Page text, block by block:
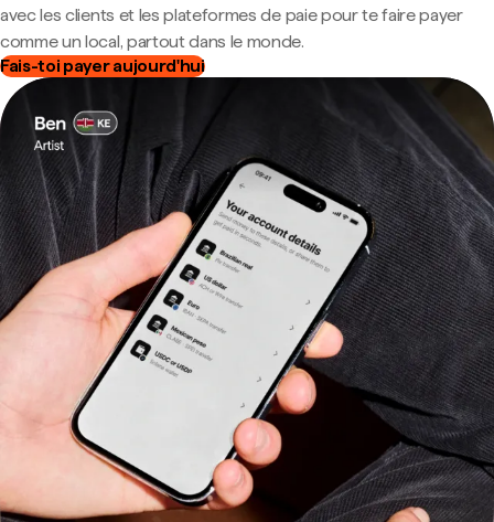
avec les clients et les plateformes de paie pour te faire payer
comme un local, partout dans le monde.
Fais-toi payer aujourd'hui